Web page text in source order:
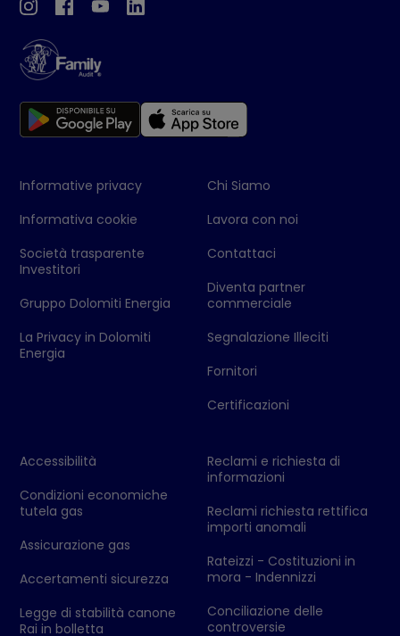
Informative privacy
Informativa cookie
Società trasparente
Investitori
Gruppo Dolomiti Energia
La Privacy in Dolomiti
Energia
Chi Siamo
Lavora con noi
Contattaci
Diventa partner
commerciale
Segnalazione Illeciti
Fornitori
Certificazioni
Accessibilità
Condizioni economiche
tutela gas
Assicurazione gas
Accertamenti sicurezza
Legge di stabilità canone
Rai in bolletta
Reclami e richiesta di
informazioni
Reclami richiesta rettifica
importi anomali
Rateizzi - Costituzioni in
mora - Indennizzi
Conciliazione delle
controversie